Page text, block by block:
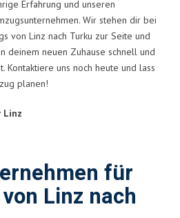
Erfahrung und unseren
Wir stehen dir bei
von Linz nach Turku zur Seite und
deinem neuen Zuhause schnell und
Kontaktiere uns noch heute und lass
planen!
Linz
für
Linz nach